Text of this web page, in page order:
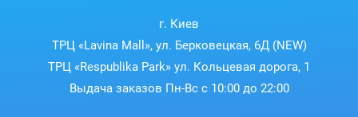
г. Киев
ТРЦ «Lavina Mall», ул. Берковецкая, 6Д (NEW)
ТРЦ «Respublika Park» ул. Кольцевая дорога, 1
Выдача заказов Пн-Вс с 10:00 до 22:00